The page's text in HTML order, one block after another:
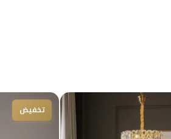
تخفيض
السعر
الأصلي
هو:
السعر
الحالي
هو: